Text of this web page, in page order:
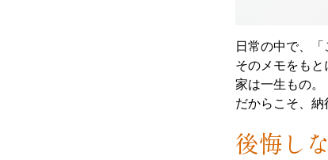
日常の中で、
そのメモをもと
家は一生もの。
だからこそ、納
後悔し